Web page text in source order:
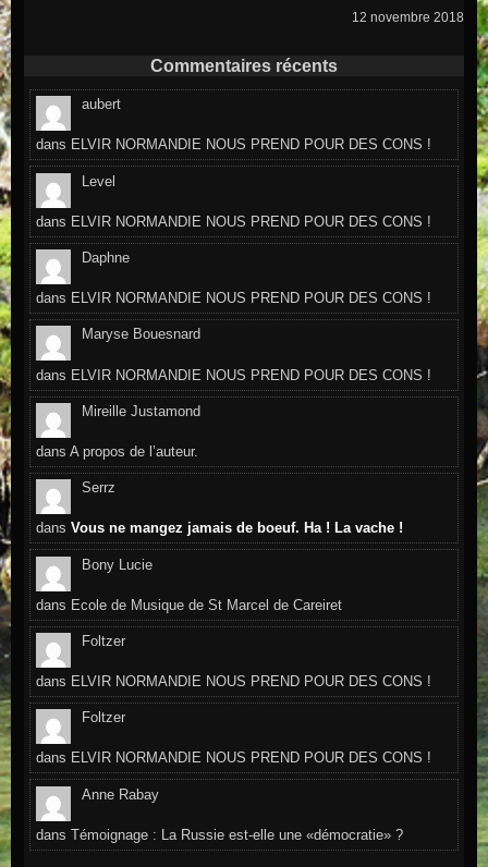
12 novembre 2018
Commentaires récents
aubert
dans ELVIR NORMANDIE NOUS PREND POUR DES CONS !
Level
dans ELVIR NORMANDIE NOUS PREND POUR DES CONS !
Daphne
dans ELVIR NORMANDIE NOUS PREND POUR DES CONS !
Maryse Bouesnard
dans ELVIR NORMANDIE NOUS PREND POUR DES CONS !
Mireille Justamond
dansA propos de l’auteur.
Serrz
dansVous ne mangez jamais de boeuf. Ha ! La vache !
Bony Lucie
dans Ecole de Musique de St Marcel de Careiret
Foltzer
dans ELVIR NORMANDIE NOUS PREND POUR DES CONS !
Foltzer
dans ELVIR NORMANDIE NOUS PREND POUR DES CONS !
Anne Rabay
dansTémoignage : La Russie est-elle une «démocratie» ?